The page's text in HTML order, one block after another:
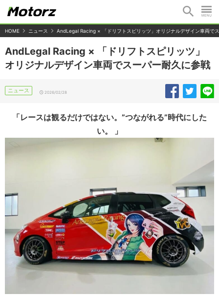
HOME ニュース AndLegal Racing × 「ドリフトスピリッツ」オリジナルデザイン車両で
AndLegal Racing × 「ドリフトスピリッツ」
オリジナルデザイン車両でスーパー耐久に参戦
ニュース 2026/02/28
「レースは観るだけではない。”つながれる”時代にした
い。 」